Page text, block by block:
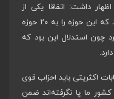
داشت: اتفاقا یکی از
پیشنهادات مطرح شده برای تهران این بود که این حوزه را به ۲۰ حوزه
چون استدلال این بود که
اکثریتی باید احزاب قوی
ما پا نگرفته‌اند ضمن